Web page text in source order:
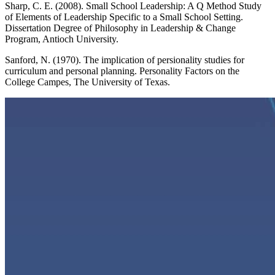
Sharp, C. E. (2008). Small School Leadership: A Q Method Study
of Elements of Leadership Specific to a Small School Setting.
Dissertation Degree of Philosophy in Leadership & Change
Program, Antioch University.
Sanford, N. (1970). The implication of persionality studies for
curriculum and personal planning. Personality Factors on the
College Campes, The University of Texas.